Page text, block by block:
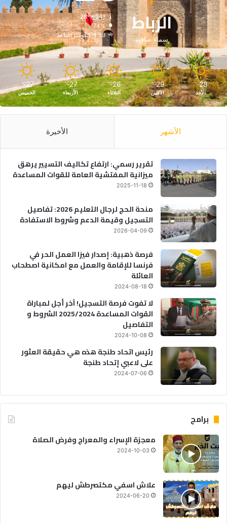
الرباط
سماء صافية
28º - 24º
74%
4.59 كيلومتر/ساعة
28
℃
الأحد
29
℃
الأثنين
26
℃
الثلاثاء
27
℃
الأربعاء
27
℃
الخميس
الأشهر الأخيرة
تقرير رسمي: ارتفاع تكاليف التسيير يرهق
ميزانية المفتشية العامة للقوات المساعدة
2025-11-18
منحة الحج لرجال التعليم 2026: تفاصيل
التسجيل وقيمة الدعم وشروط الاستفادة
2026-04-09
فرصة ذهبية: إصدار فيزا العمل الحر في
فرنسا للإقامة والعمل مع امكانية اصطحاب
العائلة
2024-08-18
لا تفوت فرصة التسجيل! آخر أجل لمباراة
القوات المساعدة 2025/2024 الشروط و
التفاصيل
2024-10-08
رئيس اتحاد طنجة هذه هي حقيقة العثور
على لاعبي إتحاد طنجة
2024-07-06
برامج
معجزة الإسراء والمعراج وفرض الصلاة
2024-10-03
علاش اسفي مكتصرطش ليهم
2024-06-20